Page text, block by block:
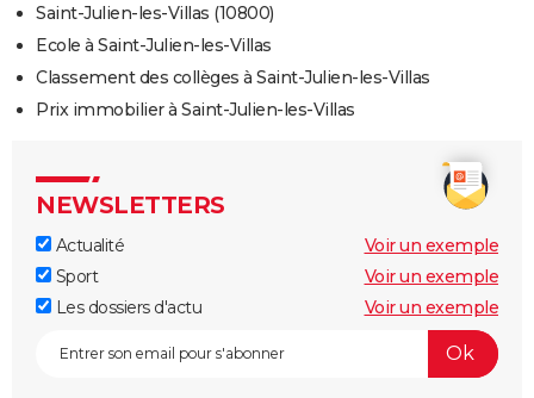
Saint-Julien-les-Villas (10800)
Ecole à Saint-Julien-les-Villas
Classement des collèges à Saint-Julien-les-Villas
Prix immobilier à Saint-Julien-les-Villas
NEWSLETTERS
Actualité
Voir un exemple
Sport
Voir un exemple
Les dossiers d'actu
Voir un exemple